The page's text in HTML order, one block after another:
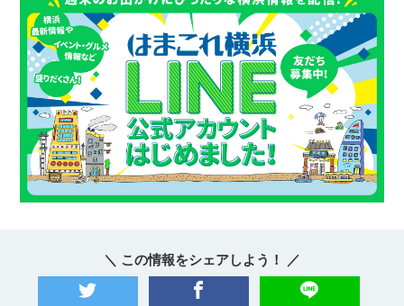
＼ この情報をシェアしよう！ ／